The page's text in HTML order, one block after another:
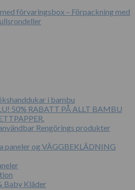
förvaringsbox – Förpackning med
i bambu
50% RABATT PÅ ALLT BAMBU
Rengörings produkter
paneler og VÄGGBEKLÄDNING
Baby Kläder